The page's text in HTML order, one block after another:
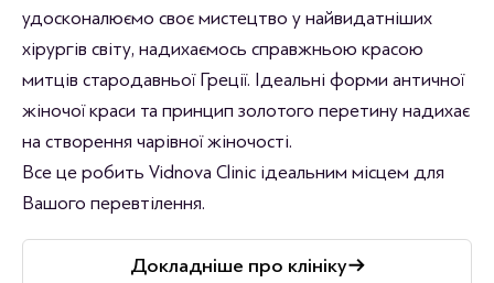
удосконалюємо своє мистецтво у найвидатніших
хірургів світу, надихаємось справжньою красою
митців стародавньої Греції. Ідеальні форми античної
жіночої краси та принцип золотого перетину надихає
на створення чарівної жіночості.
Все це робить Vidnova Clinic ідеальним місцем для
Вашого перевтілення.
Докладніше про клініку